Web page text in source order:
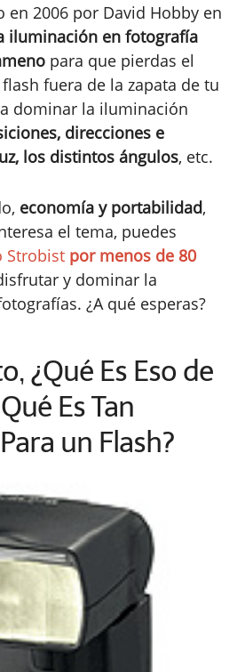
2006 por David Hobby en
iluminación en fotografía
para que pierdas el
fuera de la zapata de tu
dominar la iluminación
direcciones e
los distintos ángulos, etc.
economía y portabilidad,
el tema, puedes
Strobist por menos de 80
y dominar la
¿A qué esperas?
¿Qué Es Eso de
Es Tan
un Flash?